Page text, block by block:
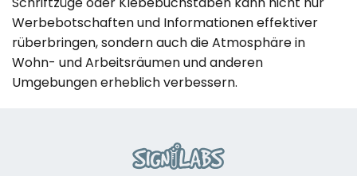
Werbebotschaften und Informationen effektiver
rüberbringen, sondern auch die Atmosphäre in
Wohn- und Arbeitsräumen und anderen
Umgebungen erheblich verbessern.